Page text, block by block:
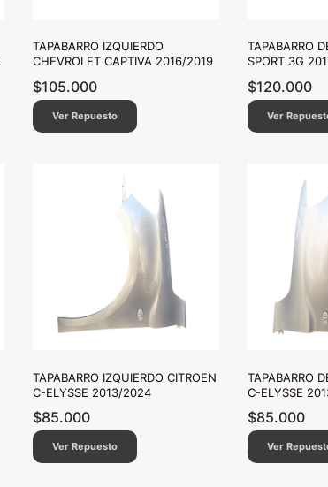
TAPABARRO IZQUIERDO
CHEVROLET CAPTIVA 2016/2019
$105.000
Ver Repuesto
TAPABARRO
SPORT 3G
$120.000
Ver
TAPABARRO IZQUIERDO CITROEN
C-ELYSSE 2013/2024
$85.000
Ver Repuesto
TAPABARRO
C-ELYSSE
$85.000
Ver